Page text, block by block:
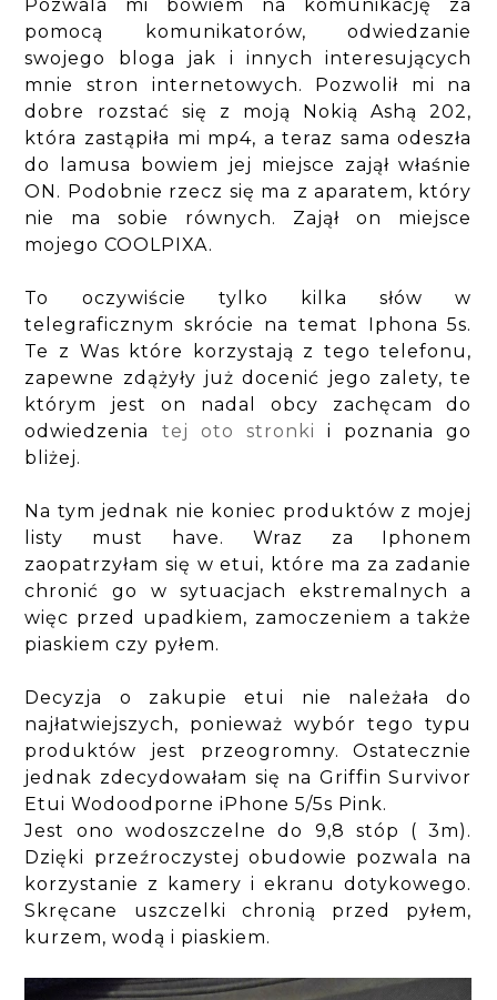
Pozwala mi bowiem na komunikację za
pomocą komunikatorów, odwiedzanie
swojego bloga jak i innych interesujących
mnie stron internetowych. Pozwolił mi na
dobre rozstać się z moją Nokią Ashą 202,
która zastąpiła mi mp4, a teraz sama odeszła
do lamusa bowiem jej miejsce zajął właśnie
ON. Podobnie rzecz się ma z aparatem, który
nie ma sobie równych. Zajął on miejsce
mojego COOLPIXA.
To oczywiście tylko kilka słów w
telegraficznym skrócie na temat Iphona 5s.
Te z Was które korzystają z tego telefonu,
zapewne zdążyły już docenić jego zalety, te
którym jest on nadal obcy zachęcam do
odwiedzenia tej oto stronki
i poznania go
bliżej.
Na tym jednak nie koniec produktów z mojej
listy must have. Wraz za Iphonem
zaopatrzyłam się w etui, które ma za zadanie
chronić go w sytuacjach ekstremalnych a
więc przed upadkiem, zamoczeniem a także
piaskiem czy pyłem.
Decyzja o zakupie etui nie należała do
najłatwiejszych, ponieważ wybór tego typu
produktów jest przeogromny. Ostatecznie
jednak zdecydowałam się na Griffin Survivor
Etui Wodoodporne iPhone 5/5s Pink.
Jest ono wodoszczelne do 9,8 stóp ( 3m).
Dzięki przeźroczystej obudowie pozwala na
korzystanie z kamery i ekranu dotykowego.
Skręcane uszczelki chronią przed pyłem,
kurzem, wodą i piaskiem.